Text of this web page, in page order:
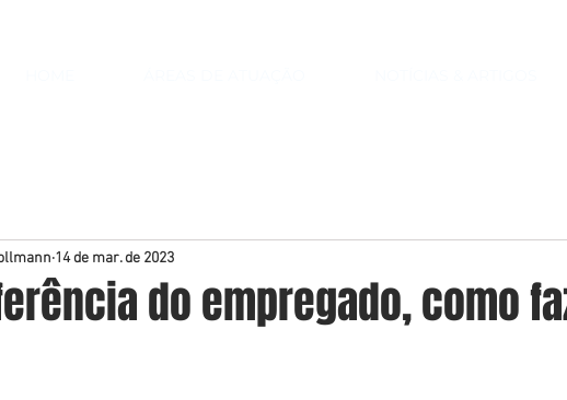
do empregado, como
14 de mar. de 2023